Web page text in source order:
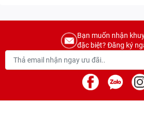
Bạn muốn nhận
đặc biệt? Đăng ký